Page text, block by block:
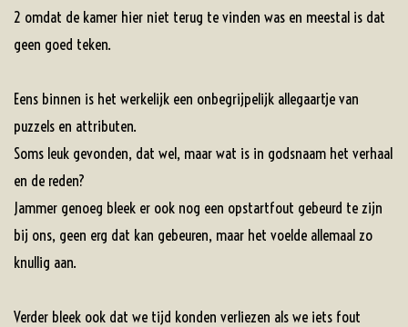
2 omdat de kamer hier niet terug te vinden was en meestal is dat
geen goed teken.
Eens binnen is het werkelijk een onbegrijpelijk allegaartje van
puzzels en attributen.
Soms leuk gevonden, dat wel, maar wat is in godsnaam het verhaal
en de reden?
Jammer genoeg bleek er ook nog een opstartfout gebeurd te zijn
bij ons, geen erg dat kan gebeuren, maar het voelde allemaal zo
knullig aan.
Verder bleek ook dat we tijd konden verliezen als we iets fout